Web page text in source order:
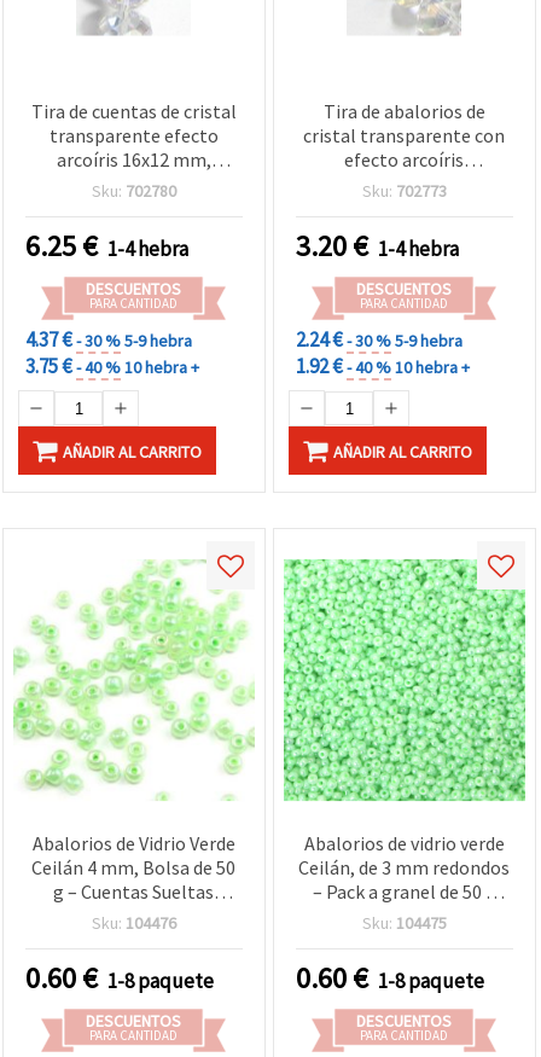
Tira de cuentas de cristal
transparente efecto
arcoíris 16x12 mm,
agujero 1 mm – ideal para
manualidades DIY, aprox.
48 uds
Sku: 702780
6.25€ 1-4 hebra
DESCUENTOS
PARA CANTIDAD
4.37 €- 30 %5-9 hebra
3.75 €- 40 %10 hebra +
AÑADIR AL CARRITO
Tira de abalorios de
cristal transparente con
efecto arcoíris
deslumbrante 12x8 mm,
para bisutería, accesorios
y manualidades DIY, aprox.
69 uds.
Sku: 702773
3.20€ 1-4 hebra
DESCUENTOS
PARA CANTIDAD
2.24 €- 30 %5-9 hebra
1.92 €- 40 %10 hebra +
AÑADIR AL CARRITO
Abalorios de Vidrio Verde
Ceilán 4 mm, Bolsa de 50
g – Cuentas Sueltas
Premium para Bisutería,
Sku: 104476
0.60€ 1-8 paquete
DESCUENTOS
PARA CANTIDAD
Abalorios de vidrio verde
Ceilán, de 3 mm redondos
– Pack a granel de 50 g
para bisutería, enfilado y
Sku: 104475
0.60€ 1-8 paquete
DESCUENTOS
PARA CANTIDAD